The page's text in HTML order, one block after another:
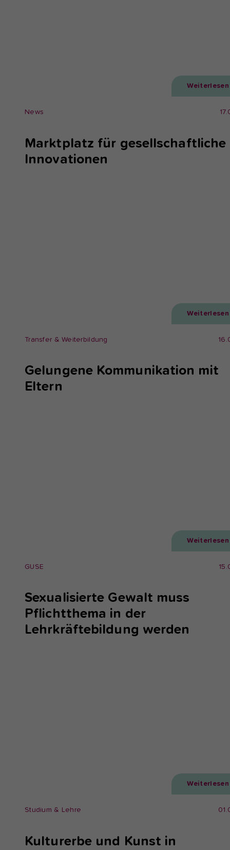
Weiterlesen
News
Marktplatz für gesellschaftliche
Innovationen
Weiterlesen
Transfer & Weiterbildung
Gelungene Kommunikation mit
Eltern
Weiterlesen
GUSE
Sexualisierte Gewalt muss
Pflichtthema in der
Lehrkräftebildung werden
Weiterlesen
Studium & Lehre
Kulturerbe und Kunst in